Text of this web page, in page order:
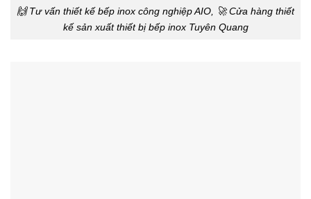
🙌 Tư vấn thiết kế bếp inox công nghiệp AIO, 🚀 Cửa hàng thiết
kế sản xuất thiết bị bếp inox Tuyên Quang